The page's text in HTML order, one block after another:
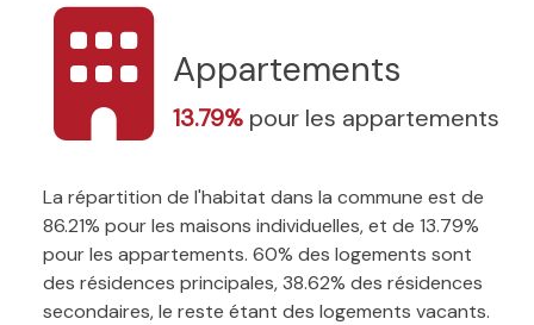
Appartements
13.79% pour les appartements
La répartition de l'habitat dans la commune est de
86.21% pour les maisons individuelles, et de 13.79%
pour les appartements. 60% des logements sont
des résidences principales, 38.62% des résidences
secondaires, le reste étant des logements vacants.